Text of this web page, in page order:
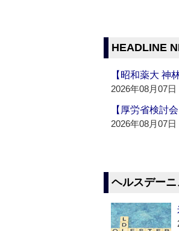
HEADLINE
【昭和薬大 神
2026年08月07日
【厚労省検討
2026年08月07日
ヘルスデーニ